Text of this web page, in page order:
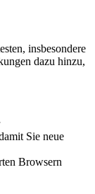
insbesondere
dazu hinzu,
Sie neue
Browsern